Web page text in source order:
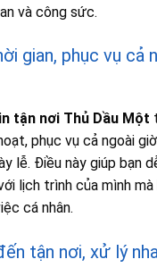
và công sức.
gian, phục vụ cả
tận nơi Thủ Dầu Một
phục vụ cả ngoài
lễ. Điều này giúp bạn
lịch trình của mình mà
cá nhân.
tận nơi, xử lý